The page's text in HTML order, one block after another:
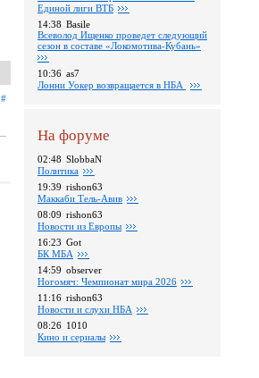
#
Единой лиги ВТБ
14:38 Basile
Всеволод Ищенко проведет следующий
сезон в составе «Локомотива-Кубань»
10:36 as7
Лонни Уокер возвращается в НБА
На форуме
02:48 SlobbaN
Политика
19:39 rishon63
Маккаби Тель-Авив
08:09 rishon63
Новости из Европы
16:23 Got
БК МБА
14:59 observer
Ногомяч: Чемпионат мира 2026
11:16 rishon63
Новости и слухи НБА
08:26 1010
Кино и сериалы